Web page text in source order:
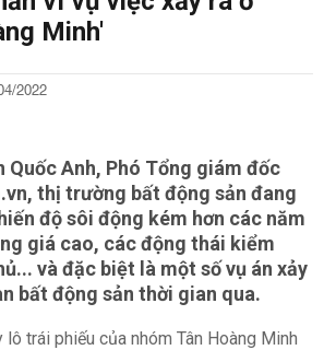
Minh'
2022
Quốc Anh, Phó Tổng giám đốc
thị trường bất động sản đang
độ sôi động kém hơn các năm
giá cao, các động thái kiểm
và đặc biệt là một số vụ án xảy
bất động sản thời gian qua.
lô trái phiếu của nhóm Tân Hoàng Minh